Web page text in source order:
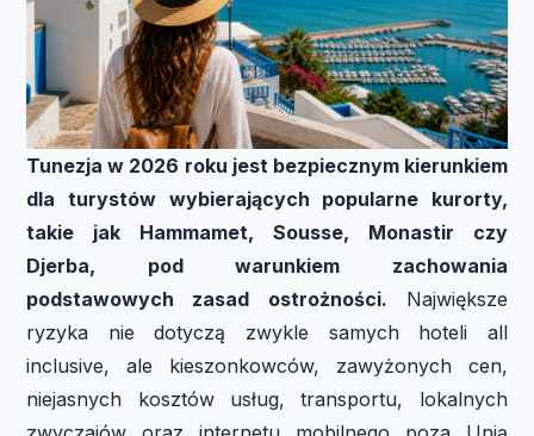
Tunezja w 2026 roku jest bezpiecznym kierunkiem
dla turystów wybierających popularne kurorty,
takie jak Hammamet, Sousse, Monastir czy
Djerba, pod warunkiem zachowania
podstawowych zasad ostrożności. Największe
ryzyka nie dotyczą zwykle samych hoteli all
inclusive, ale kieszonkowców, zawyżonych cen,
niejasnych kosztów usług, transportu, lokalnych